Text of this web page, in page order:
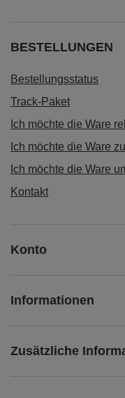
BESTELLUNGEN
Bestellungsstatus
Track-Paket
Ich möchte die Ware
Ich möchte die Ware
Ich möchte die Ware
Kontakt
Konto
Informationen
Zusätzliche